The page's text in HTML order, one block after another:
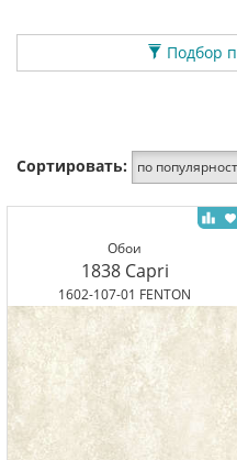
Подбор
Сортировать: по
Обои
1838 Capri
1602-107-01 FENTON